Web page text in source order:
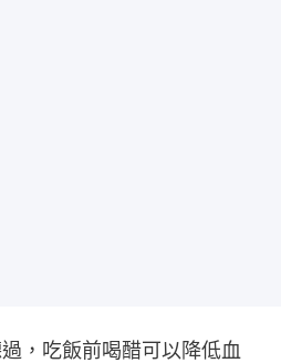
，吃飯前喝醋可以降低血